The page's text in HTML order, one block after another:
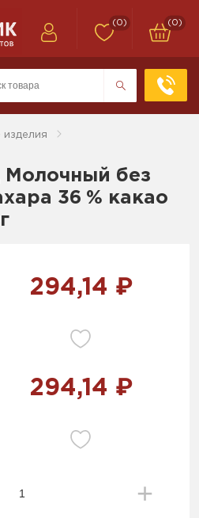
(0) (0)
изделия
без
36 % какао
294,14 ₽
294,14 ₽